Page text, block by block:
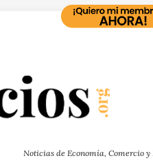
Noticias de Economía, Comercio y